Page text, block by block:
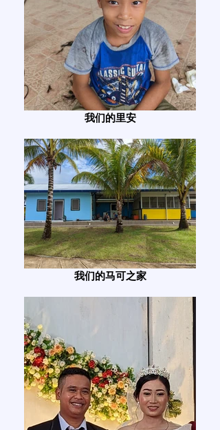
我们的里安
我们的马可之家